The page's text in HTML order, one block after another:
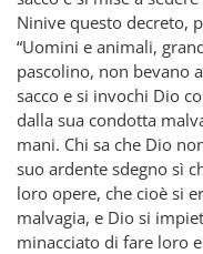
Ninive questo decreto,
“Uomini e animali,
pascolino, non bevano
sacco e si invochi Dio
dalla sua condotta
mani. Chi sa che Dio
suo ardente sdegno sì
loro opere, che cioè si
malvagia, e Dio si
minacciato di fare loro